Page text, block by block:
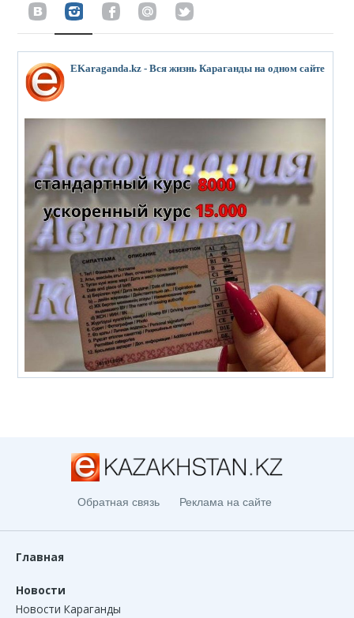
EKaraganda.kz - Вся жизнь Караганды на одном сайте
Обратная связь Реклама на сайте
Главная
Новости
Новости Караганды